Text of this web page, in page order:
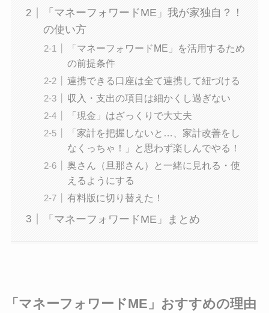
「マネーフォワードME」我が家独自？！
の使い方
「マネーフォワードME」を活用するため
の前提条件
連携できる口座は全て連携して紐づける
収入・支出の項目は細かくし過ぎない
「現金」はざっくりで大丈夫
「家計を把握しないと…、家計改善をし
なくっちゃ！」と思わず楽しんでやる！
奥さん（旦那さん）と一緒に見れる・使
えるようにする
有料版に切り替えた！
「マネーフォワードME」まとめ
「マネーフォワードME」おすすめの理由